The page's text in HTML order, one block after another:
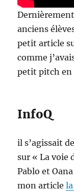
anciens
petit article
comme
petit pitch en
InfoQ
il s’agissait
sur « La voie
Pablo et
mon article